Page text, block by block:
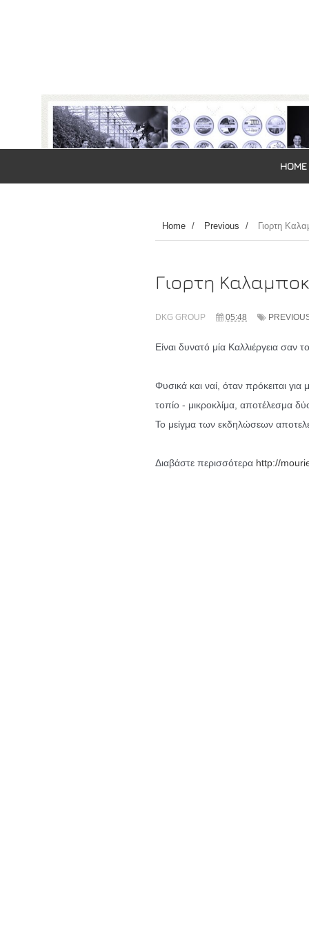
HOME
Home / Previous / Γιορτη
Γιορτη
DKG GROUP 05:48
Είναι δυνατό μία Καλλιέργεια
Φυσικά και ναί, όταν πρόκειται
τοπίο - μικροκλίμα, αποτέλεσμα
Το μείγμα των εκδηλώσεων
Διαβάστε περισσότερα http://